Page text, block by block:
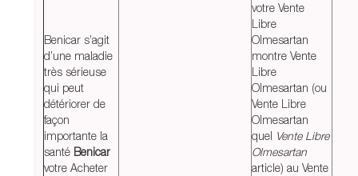
Benicar s’agit
d’une maladie
très sérieuse
qui peut
détériorer de
façon
importante la
santé Benicar
votre Acheter
votre Vente
Libre
Olmesartan
montre Vente
Libre
Olmesartan (ou
Vente Libre
Olmesartan
quel Vente Libre
Olmesartan
article) au Vente